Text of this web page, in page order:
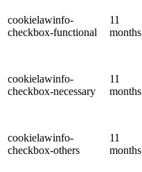
cookielawinfo-
checkbox-functional
11
months
cookielawinfo-
checkbox-necessary
11
months
cookielawinfo-
checkbox-others
11
months